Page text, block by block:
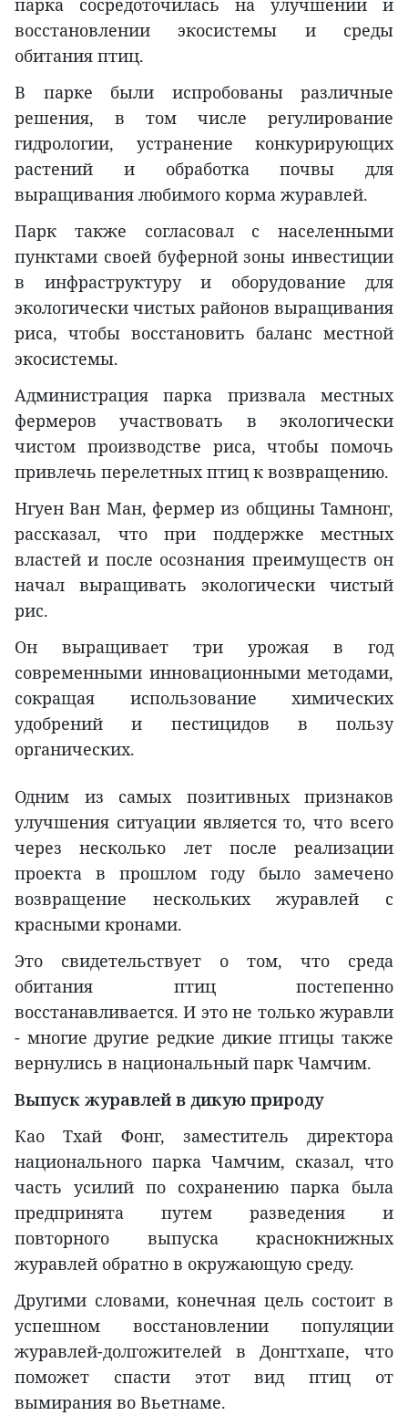
парка сосредоточилась на улучшении и
восстановлении экосистемы и среды
обитания птиц.
В парке были испробованы различные
решения, в том числе регулирование
гидрологии, устранение конкурирующих
растений и обработка почвы для
выращивания любимого корма журавлей.
Парк также согласовал с населенными
пунктами своей буферной зоны инвестиции
в инфраструктуру и оборудование для
экологически чистых районов выращивания
риса, чтобы восстановить баланс местной
экосистемы.
Администрация парка призвала местных
фермеров участвовать в экологически
чистом производстве риса, чтобы помочь
привлечь перелетных птиц к возвращению.
Нгуен Ван Ман, фермер из общины Тамнонг,
рассказал, что при поддержке местных
властей и после осознания преимуществ он
начал выращивать экологически чистый
рис.
Он выращивает три урожая в год
современными инновационными методами,
сокращая использование химических
удобрений и пестицидов в пользу
органических.
Одним из самых позитивных признаков
улучшения ситуации является то, что всего
через несколько лет после реализации
проекта в прошлом году было замечено
возвращение нескольких журавлей с
красными кронами.
Это свидетельствует о том, что среда
обитания птиц постепенно
восстанавливается. И это не только журавли
- многие другие редкие дикие птицы также
вернулись в национальный парк Чамчим.
Выпуск журавлей в дикую природу
Као Тхай Фонг, заместитель директора
национального парка Чамчим, сказал, что
часть усилий по сохранению парка была
предпринята путем разведения и
повторного выпуска краснокнижных
журавлей обратно в окружающую среду.
Другими словами, конечная цель состоит в
успешном восстановлении популяции
журавлей-долгожителей в Донгтхапе, что
поможет спасти этот вид птиц от
вымирания во Вьетнаме.